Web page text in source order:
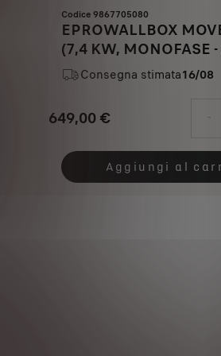
Codice 9867705080
EPROWALLBOX
(7,4 KW, MONOFASE
TRIFASE)
Consegna stimata16/08
649,00 €
Price
649,00
-
Quantity
updated
Aggiungi al